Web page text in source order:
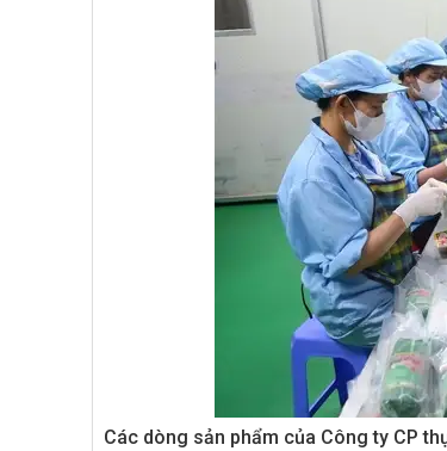
Các dòng sản phẩm của Công ty CP